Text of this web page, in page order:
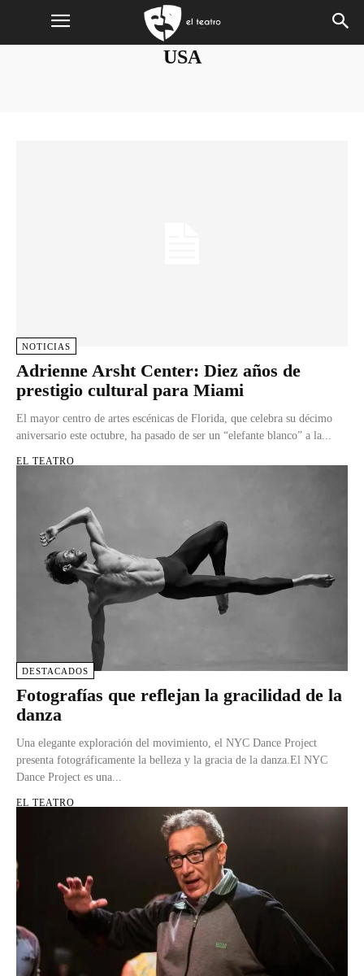
USA
NOTICIAS
Adrienne Arsht Center: Diez años de
prestigio cultural para Miami
El mayor centro de artes escénicas de Florida, que celebra su décimo
aniversario este octubre, ha pasado de ser un “elefante blanco” a la...
EL TEATRO
DESTACADOS
Fotografías que reflejan la gracilidad de la
danza
Una elegante exploración del movimiento, el NYC Dance Project
presenta fotográficamente la belleza y la gracia de la danza.El NYC
Dance Project es una...
EL TEATRO